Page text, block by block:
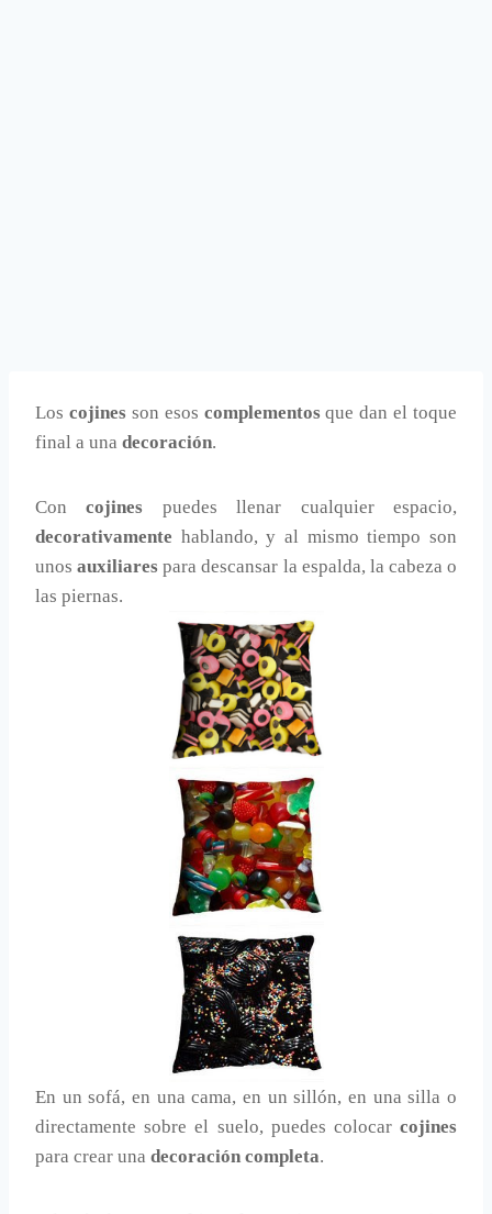
Los cojinesson esos complementosque dan el toque
final a una decoración.
Concojines puedes llenar cualquier espacio,
decorativamente hablando, y al mismo tiempo son
unosauxiliares para descansar la espalda, la cabeza o
las piernas.
En un sofá, en una cama, en un sillón, en una silla o
directamente sobre el suelo, puedes colocar cojines
para crear una decoración completa.